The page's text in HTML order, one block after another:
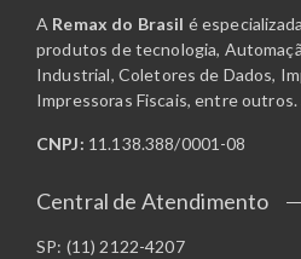
A Remax do Brasil é
produtos de tecnologia,
Industrial, Coletores de Dados,
Impressoras Fiscais, entre outros.
CNPJ: 11.138.388/0001-08
Central de Atendimento
SP: (11) 2122-4207